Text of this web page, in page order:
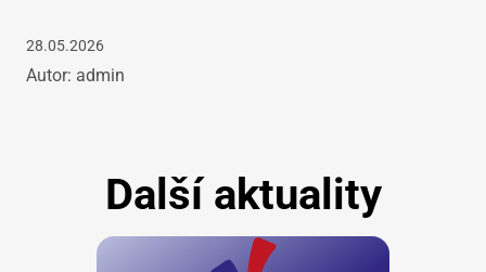
28.05.2026
Autor: admin
Další aktuality